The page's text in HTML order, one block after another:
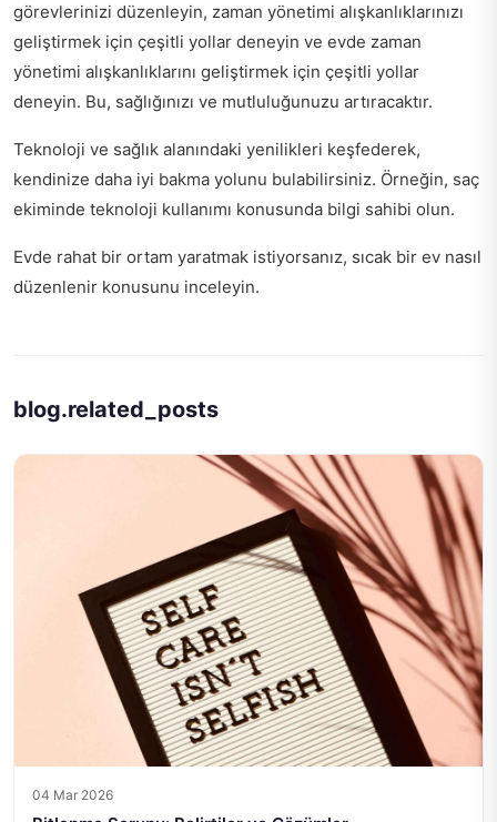
görevlerinizi düzenleyin, zaman yönetimi alışkanlıklarınızı
geliştirmek için çeşitli yollar deneyin ve evde zaman
yönetimi alışkanlıklarını geliştirmek için çeşitli yollar
deneyin. Bu, sağlığınızı ve mutluluğunuzu artıracaktır.
Teknoloji ve sağlık alanındaki yenilikleri keşfederek,
kendinize daha iyi bakma yolunu bulabilirsiniz. Örneğin, saç
ekiminde teknoloji kullanımı konusunda bilgi sahibi olun.
Evde rahat bir ortam yaratmak istiyorsanız, sıcak bir ev nasıl
düzenlenir konusunu inceleyin.
blog.related_posts
04 Mar 2026